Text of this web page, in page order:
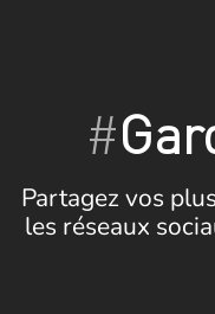
#
Partagez vos
les réseaux